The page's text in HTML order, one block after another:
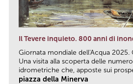
Il Tevere inquieto. 800 anni di
Giornata mondiale dell'Acqua 2025.
Una visita alla scoperta delle
idrometriche che, apposte sui
piazza della Minerva